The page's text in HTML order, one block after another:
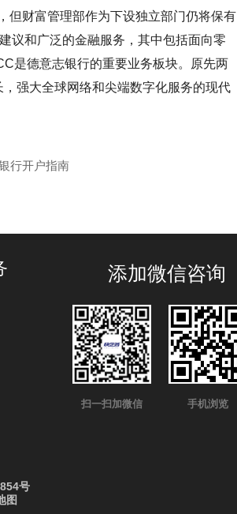
但财富管理部作为下设独立部门仍将保有
议和广泛的金融服务，其中包括面向零
是德意志银行的重要业务板块。原先两
强大全球网络和尖端数字化服务的现代
行开户指南
添加微信咨询
扫一扫加微信 手机浏览
号
图